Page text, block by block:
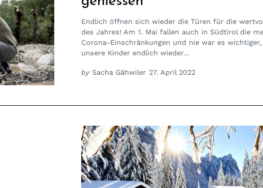
Endlich öffnen sich wieder die Türen für die
des Jahres! Am 1. Mai fallen auch in Südtirol die
Corona-Einschränkungen und nie war es
unsere Kinder endlich wieder...
by Sacha Gähwiler 27. April 2022